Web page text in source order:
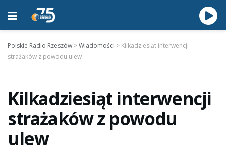
Polskie Radio Rzeszów >Wiadomości > Kilkadziesiąt interwencji
strażaków z powodu ulew
Kilkadziesiąt interwencji
strażaków z powodu
ulew